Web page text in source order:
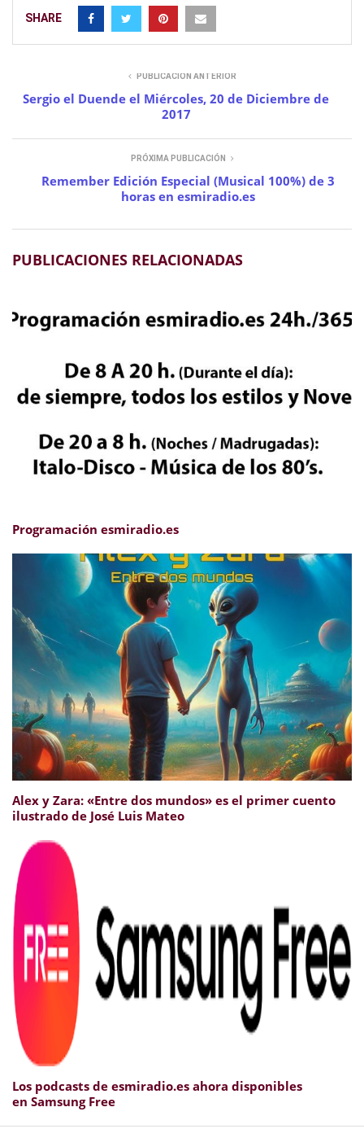
SHARE
PUBLICACIÓN ANTERIOR
Sergio el Duende el Miércoles, 20 de Diciembre de
2017
PRÓXIMA PUBLICACIÓN
Remember Edición Especial (Musical 100%) de 3
horas en esmiradio.es
PUBLICACIONES RELACIONADAS
Programación esmiradio.es
Alex y Zara: «Entre dos mundos» es el primer cuento
ilustrado de José Luis Mateo
Los podcasts de esmiradio.es ahora disponibles
en Samsung Free